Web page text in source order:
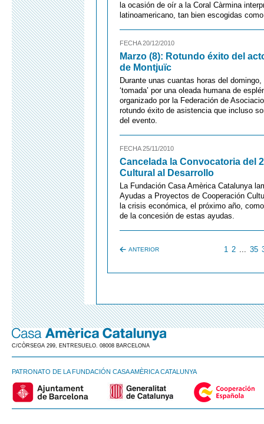
la ocasión de oír a la Coral Càrmina
latinoamericano, tan bien escogidas
FECHA 20/12/2010
Marzo (8): Rotundo éxito del
de Montjuïc
Durante unas cuantas horas del
‘tomada’ por una oleada humana de
organizado por la Federación de
rotundo éxito de asistencia que incluso
del evento.
FECHA 25/11/2010
Cancelada la Convocatoria del
Cultural al Desarrollo
La Fundación Casa Amèrica Catalunya
Ayudas a Proyectos de Cooperación
la crisis económica, el próximo año,
de la concesión de estas ayudas.
ANTERIOR 1 2 ... 35
C/CÒRSEGA 299, ENTRESUELO. 08008 BARCELONA
PATRONATO DE LA FUNDACIÓN CASA AMÈRICA CATALUNYA